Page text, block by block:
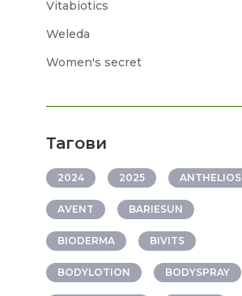
Vitabiotics
Weleda
Women's secret
Тагови
2024 2025 ANTHELIOS
AVENT BARIESUN
BIODERMA BIVITS
BODYLOTION BODYSPRAY